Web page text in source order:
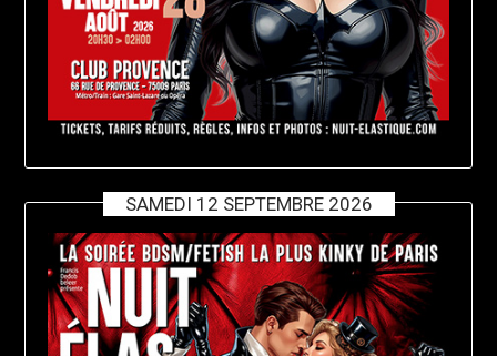
SAMEDI 12 SEPTEMBRE 2026